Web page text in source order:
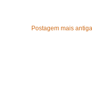
Postagem mais antiga